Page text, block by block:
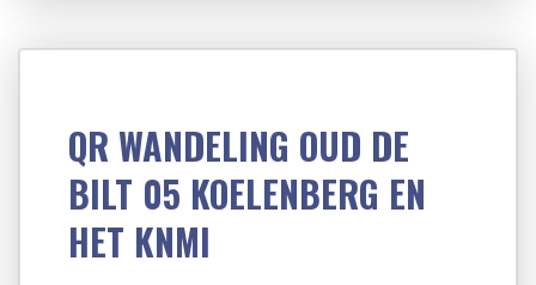
QR WANDELING OUD DE
BILT 05 KOELENBERG EN
HET KNMI